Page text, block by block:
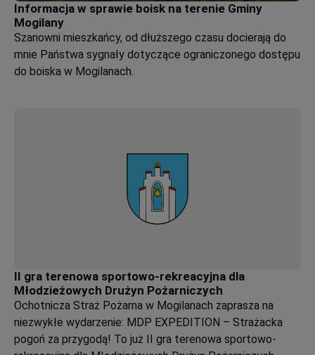
Informacja w sprawie boisk na terenie Gminy
Mogilany
Szanowni mieszkańcy, od dłuższego czasu docierają do
mnie Państwa sygnały dotyczące ograniczonego dostępu
do boiska w Mogilanach.
II gra terenowa sportowo-rekreacyjna dla
Młodzieżowych Drużyn Pożarniczych
Ochotnicza Straż Pożarna w Mogilanach zaprasza na
niezwykłe wydarzenie: MDP EXPEDITION – Strażacka
pogoń za przygodą! To już II gra terenowa sportowo-